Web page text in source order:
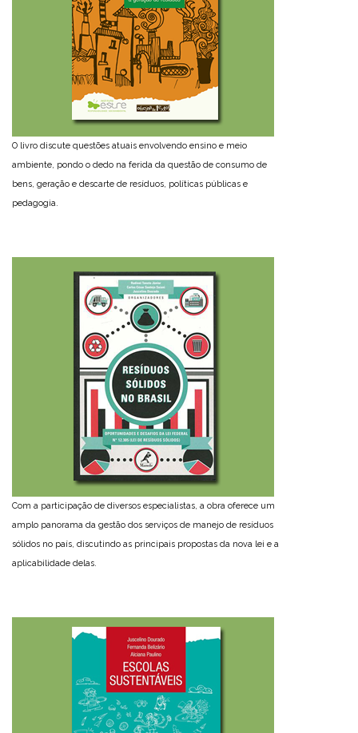
O livro discute questões atuais envolvendo ensino e meio
ambiente, pondo o dedo na ferida da questão de consumo de
bens, geração e descarte de resíduos, políticas públicas e
pedagogia.
Com a participação de diversos especialistas, a obra oferece um
amplo panorama da gestão dos serviços de manejo de resíduos
sólidos no país, discutindo as principais propostas da nova lei e a
aplicabilidade delas.